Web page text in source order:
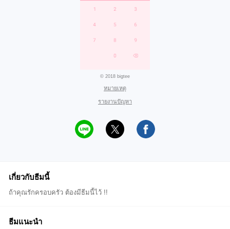
© 2018 bigtee
หมายเหตุ
รายงานปัญหา
เกี่ยวกับธีมนี้
ถ้าคุณรักครอบครัว ต้องมีธีมนี้ไว้ !!
ธีมแนะนำ